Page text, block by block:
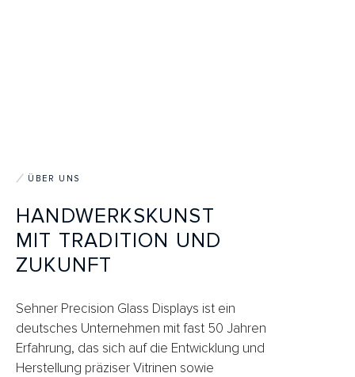
Sehner Precision Glass Displays ist ein
deutsches Unternehmen mit fast 50 Jahren
Erfahrung, das sich auf die Entwicklung und
Herstellung präziser Vitrinen sowie
ÜBER UNS
HANDWERKSKUNST
MIT TRADITION UND
ZUKUNFT